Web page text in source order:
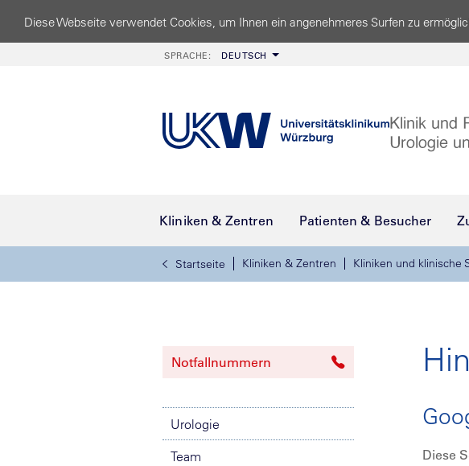
Diese Webseite verwendet Cookies, um Ihnen ein angenehmeres Surfen zu
SPRACHE: DEUTSCH
Kliniken & Zentren Patienten & Besucher
Startseite Kliniken & Zentren Kliniken und klinische
Notfallnummern
Urologie
Team
Diese